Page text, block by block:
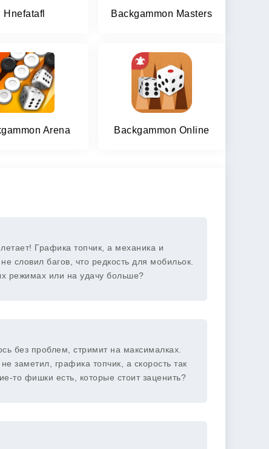
Hnefatafl Backgammon Masters
Arena Backgammon Online
Графика топчик, а механика и
словил багов, что редкость для мобильок.
режимах или на удачу больше?
без проблем, стримит на максималках.
заметил, графика топчик, а скорость так
то фишки есть, которые стоит заценить?